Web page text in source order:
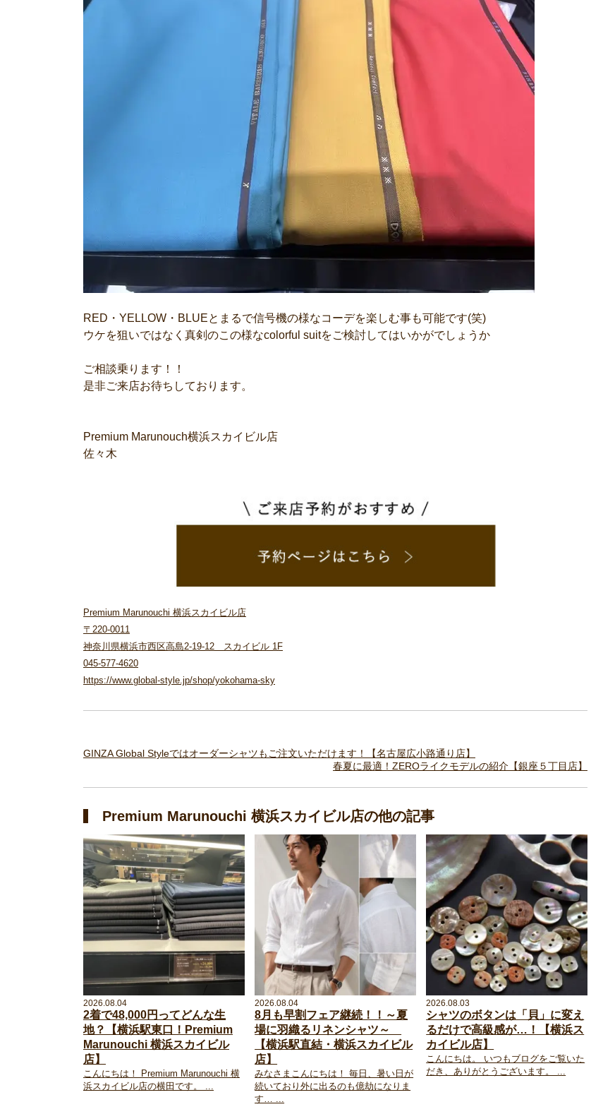
RED・YELLOW・BLUEとまるで信号機の様なコーデを楽しむ事も可能です(笑)
ウケを狙いではなく真剣のこの様なcolorful suitをご検討してはいかがでしょうか
ご相談乗ります！！
是非ご来店お待ちしております。
Premium Marunouch横浜スカイビル店
佐々木
Premium Marunouchi 横浜スカイビル店
〒220-0011
神奈川県横浜市西区高島2-19-12 スカイビル 1F
045-577-4620
https://www.global-style.jp/shop/yokohama-sky
GINZA Global Styleではオーダーシャツもご注文いただけます！【名古屋広小路通り店】
春夏に最適！ZEROライクモデルの紹介【銀座５丁目店】
Premium Marunouchi 横浜スカイビル店の他の記事
2026.08.04
2着で48,000円ってどんな生
地？【横浜駅東口！Premium
Marunouchi 横浜スカイビル
店】
こんにちは！ Premium Marunouchi 横
浜スカイビル店の横田です。 ...
2026.08.04
8月も早割フェア継続！！～夏
場に羽織るリネンシャツ～
【横浜駅直結・横浜スカイビル
店】
みなさまこんにちは！ 毎日、暑い日が
続いており外に出るのも億劫になりま
す… ...
2026.08.03
シャツのボタンは「貝」に変え
るだけで高級感が…！【横浜ス
カイビル店】
こんにちは。 いつもブログをご覧いた
だき、ありがとうございます。 ...